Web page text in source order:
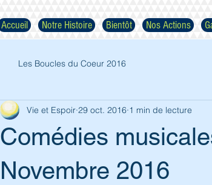
Accueil Notre Histoire Bientôt Nos Actions
Les Boucles du Coeur 2016
Comédies
Novembre 2016
Vie et Espoir 29 oct. 2016 1 min de lecture